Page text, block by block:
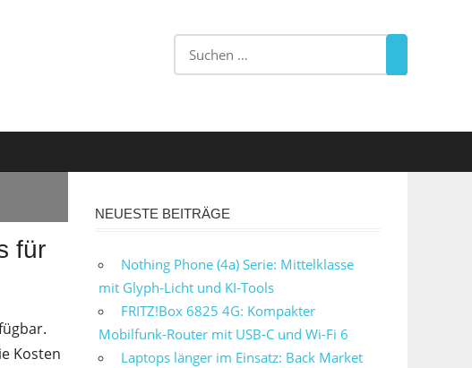
für
Kosten
NEUESTE BEITRÄGE
Nothing Phone (4a) Serie: Mittelklasse
mit Glyph-Licht und KI-Tools
FRITZ!Box 6825 4G: Kompakter
Mobilfunk-Router mit USB-C und Wi-Fi 6
Laptops länger im Einsatz: Back Market